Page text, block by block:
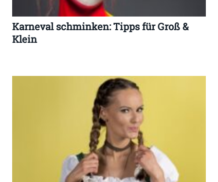
Karneval schminken: Tipps für Groß &
Klein